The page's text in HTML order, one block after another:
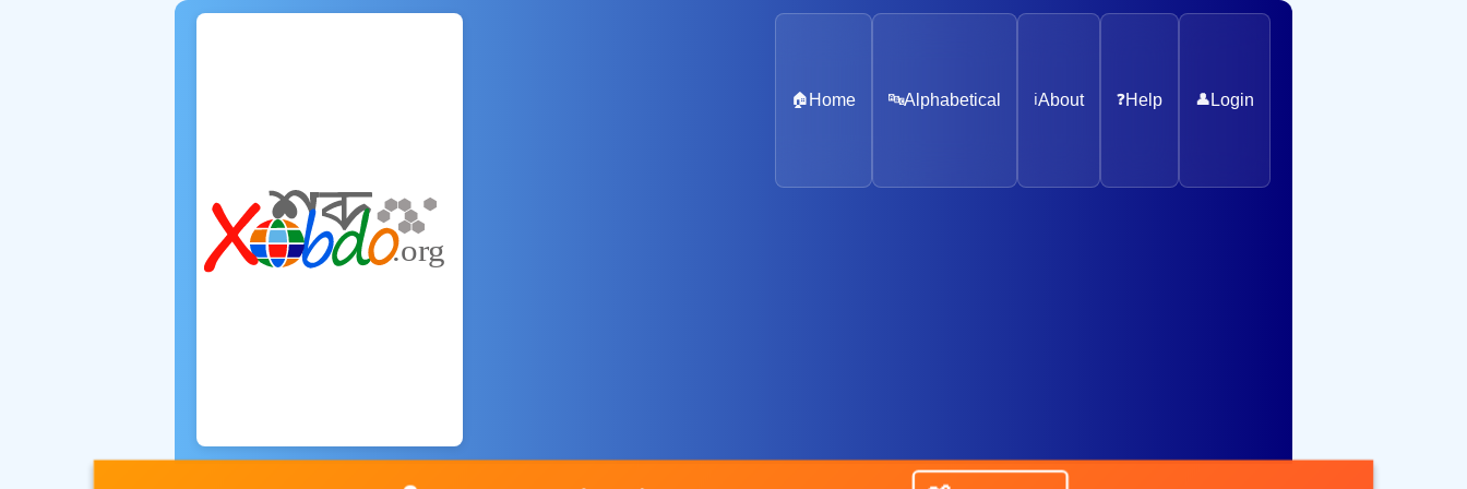
🏠 Home 🔤Alphabetical ℹ️About ❓Help 👤Login